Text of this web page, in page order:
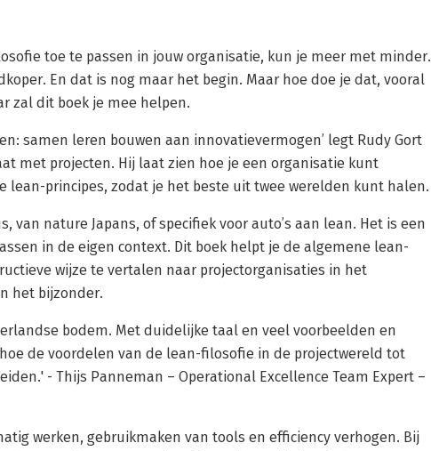
toe te passen in jouw organisatie, kun je meer met minder.
En dat is nog maar het begin. Maar hoe doe je dat, vooral
zal dit boek je mee helpen.
samen leren bouwen aan innovatievermogen’ legt Rudy Gort
met projecten. Hij laat zien hoe je een organisatie kunt
lean-principes, zodat je het beste uit twee werelden kunt halen.
van nature Japans, of specifiek voor auto’s aan lean. Het is een
in de eigen context. Dit boek helpt je de algemene lean-
wijze te vertalen naar projectorganisaties in het
het bijzonder.
bodem. Met duidelijke taal en veel voorbeelden en
de voordelen van de lean-filosofie in de projectwereld tot
- Thijs Panneman – Operational Excellence Team Expert –
werken, gebruikmaken van tools en efficiency verhogen. Bij